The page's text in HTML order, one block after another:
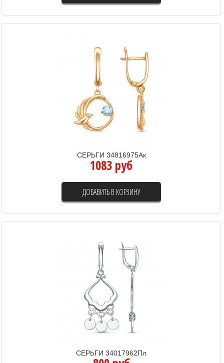
СЕРЬГИ 34816975Ак
1083 руб
ДОБАВИТЬ В КОРЗИНУ
СЕРЬГИ 34017962Пл